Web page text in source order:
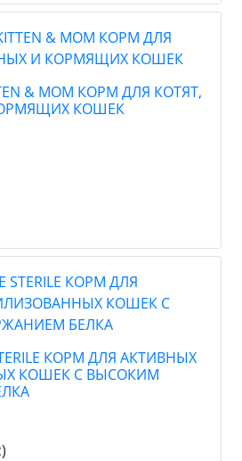
& MOM КОРМ ДЛЯ КОТЯТ,
КОШЕК
КОРМ ДЛЯ АКТИВНЫХ
КОШЕК С ВЫСОКИМ